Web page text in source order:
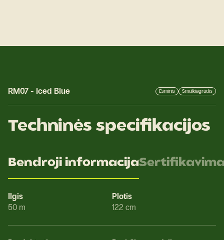
RM07 - Iced Blue Esminis Smulkiagrūdis
Techninės specifikacijos
Bendroji informacija
Ilgis
50 m
Plotis
122 cm